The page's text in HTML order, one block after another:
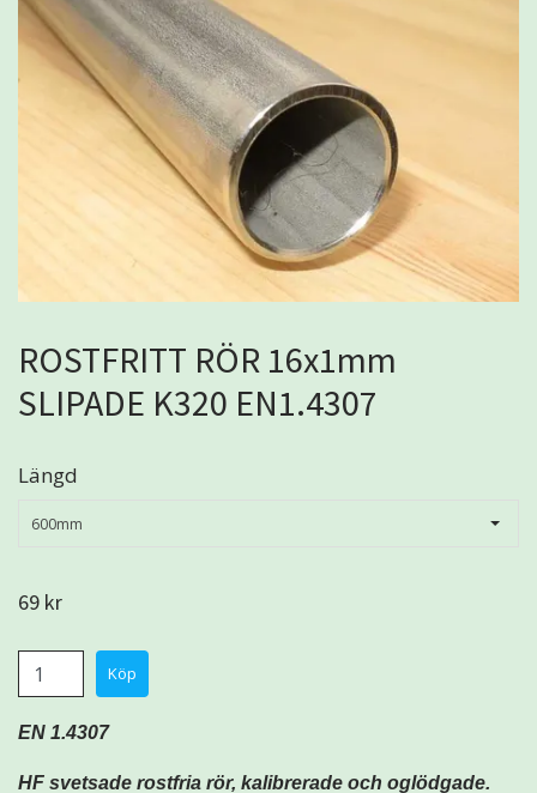
ROSTFRITT RÖR 16x1mm
SLIPADE K320 EN1.4307
Längd
600mm
69 kr
EN 1.4307
HF svetsade rostfria rör, kalibrerade och oglödgade.